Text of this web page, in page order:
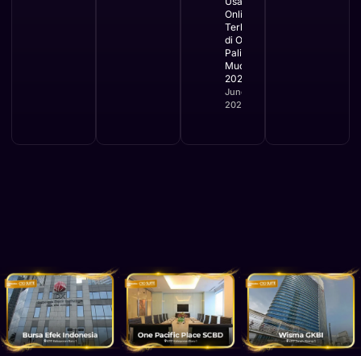
Online
Terbaru
di OSS
Paling
Mudah
2026
June 2,
2026